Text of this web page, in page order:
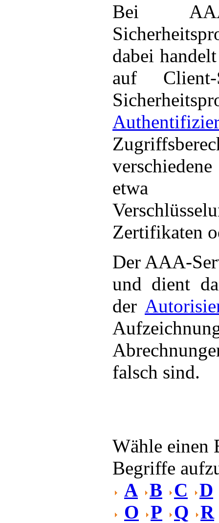
Bei
dabei
auf Client-
etwa
Zertifikaten
Der AAA-
und dient
der
falsch sind.
Wähle einen
Begriffe
A B C
D
O P Q R